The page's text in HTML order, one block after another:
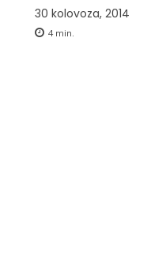
30 kolovoza, 2014
4 min.